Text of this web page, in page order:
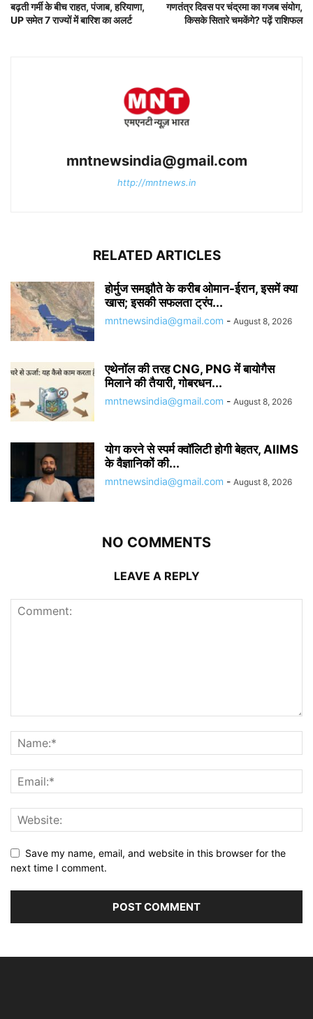
बढ़ती गर्मी के बीच राहत, पंजाब, हरियाणा,
UP समेत 7 राज्यों में बारिश का अलर्ट
गणतंत्र दिवस पर चंद्रमा का गजब संयोग,
किसके सितारे चमकेंगे? पढ़ें राशिफल
mntnewsindia@gmail.com
http://mntnews.in
RELATED ARTICLES
होर्मुज समझौते के करीब ओमान-ईरान, इसमें क्या
खास; इसकी सफलता ट्रंप...
mntnewsindia@gmail.com - August 8, 2026
एथेनॉल की तरह CNG, PNG में बायोगैस
मिलाने की तैयारी, गोबरधन...
mntnewsindia@gmail.com - August 8, 2026
योग करने से स्पर्म क्वॉलिटी होगी बेहतर, AIIMS
के वैज्ञानिकों की...
mntnewsindia@gmail.com - August 8, 2026
NO COMMENTS
LEAVE A REPLY
Save my name, email, and website in this browser for the
next time I comment.